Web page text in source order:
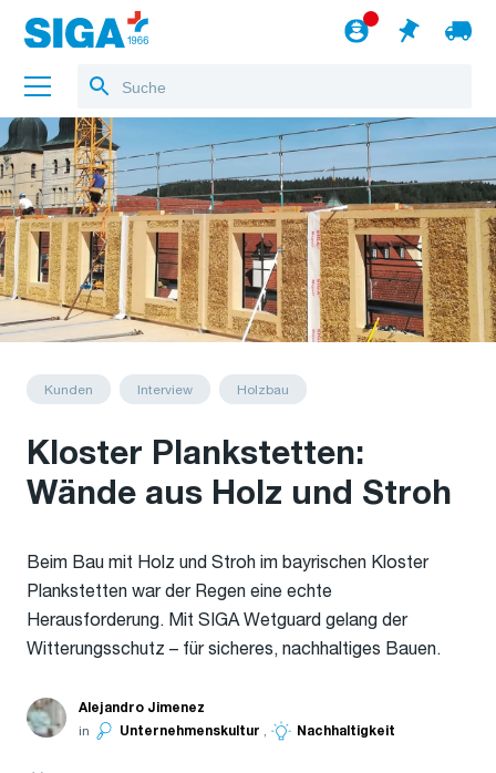
Über uns
Referenzen
Jobs
Blog
Kunden Interview Holzbau
Kloster Plankstetten:
Wände aus Holz und Stroh
Beim Bau mit Holz und Stroh im bayrischen Kloster
Plankstetten war der Regen eine echte
Herausforderung. Mit SIGA Wetguard gelang der
Witterungsschutz – für sicheres, nachhaltiges Bauen.
Alejandro Jimenez
in
Unternehmenskultur , Nachhaltigkeit